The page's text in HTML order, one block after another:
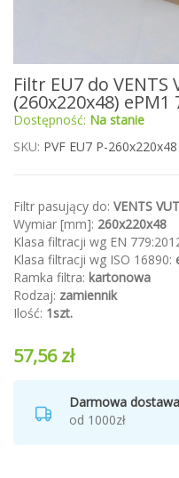
Przejdź
na
początek
galerii
Filtr EU7 do VENTS
(260x220x48) ePM1
Dostępność: Na stanie
SKU PVF EU7 P-
Filtr pasujący do: VENTS
Wymiar [mm]: 260x220x48
Klasa filtracji wg EN
Klasa filtracji wg ISO 16890:
Ramka filtra: kartonowa
Rodzaj: zamiennik
Ilość: 1szt.
57,56 zł
Darmowa dostawa
od 1000zł